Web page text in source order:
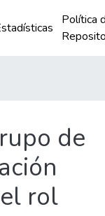
Política
de
rol